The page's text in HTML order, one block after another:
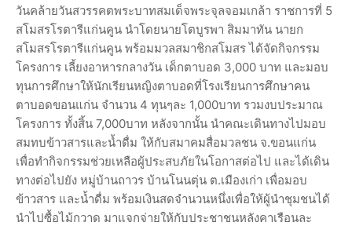
วันคล้ายวันสวรรคตพระบาทสมเด็จพระจุลจอมเกล้า ราชการที่ 5
สโมสรโรตารีแก่นคูน นำโดยนายโตบูรพา สิมมาทัน นายก
สโมสรโรตารีแก่นคูน พร้อมมวลสมาชิกสโมสร ได้จัดกิจกรรม
โครงการ เลี้ยงอาหารกลางวัน เด็กตาบอด 3,000 บาท และมอบ
ทุนการศึกษาให้นักเรียนหญิงตาบอดที่โรงเรียนการศึกษาคน
ตาบอดขอนแก่น จำนวน 4 ทุนๆละ 1,000บาท รวมงบประมาณ
โครงการ ทั้งสิ้น 7,000บาท หลังจากนั้น นำคณะเดินทางไปมอบ
สมทบข้าวสารและน้ำดื่ม ให้กับสมาคมสื่อมวลชน จ.ขอนแก่น
เพื่อทำกิจกรรมช่วยเหลือผู้ประสบภัยในโอกาสต่อไป และได้เดิน
ทางต่อไปยัง หมู่บ้านถาวร บ้านโนนตุ่น ต.เมืองเก่า เพื่อมอบ
ข้าวสาร และน้ำดื่ม พร้อมเงินสดจำนวนหนึ่งเพื่อให้ผู้นำชุมชนได้
นำไปซื้อไม้กวาด มาแจกจ่ายให้กับประชาชนหลังคาเรือนละ